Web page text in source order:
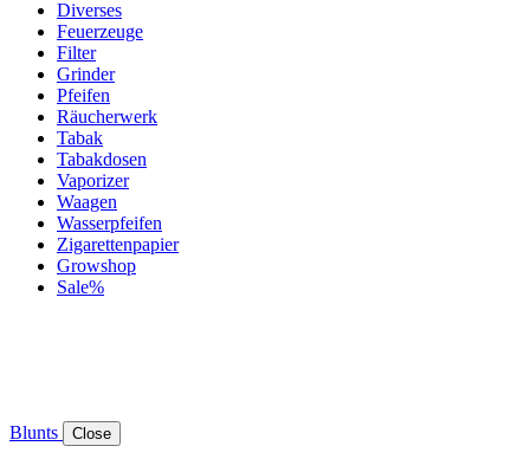
Diverses
Feuerzeuge
Filter
Grinder
Pfeifen
Räucherwerk
Tabak
Tabakdosen
Vaporizer
Waagen
Wasserpfeifen
Zigarettenpapier
Growshop
Sale%
Blunts Close